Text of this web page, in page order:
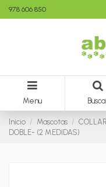
978 606 850
Menu
Inicio Mascotas
DOBLE- (2 MEDIDAS)